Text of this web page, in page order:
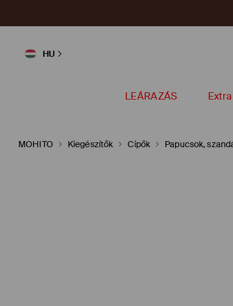
HU
LEÁRAZÁS
MOHITO Kiegészítők Cipők Papucsok,